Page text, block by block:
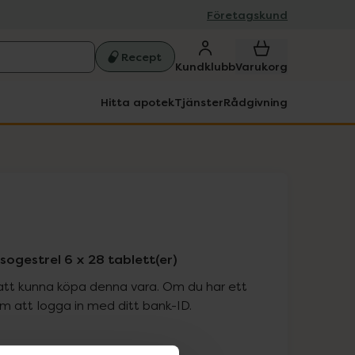
Företagskund
Recept
KundklubbVarukorg
Hitta apotekTjänsterRådgivning
6 x 28 tablett(er)
kunna köpa denna vara. Om du har ett
att logga in med ditt bank-ID.